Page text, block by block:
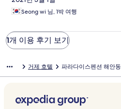
기 Seong wi 님, 1박 여행
1개 이용 후기 보기
거제 호텔 파라다이스펜션 해안동